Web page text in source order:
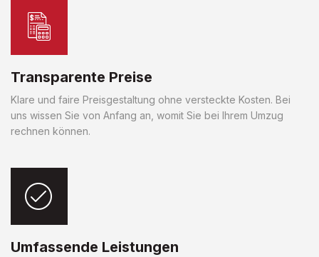
Transparente Preise
Klare und faire Preisgestaltung ohne versteckte Kosten. Bei
uns wissen Sie von Anfang an, womit Sie bei Ihrem Umzug
rechnen können.
Umfassende Leistungen